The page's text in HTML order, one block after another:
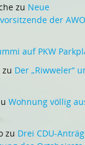
zu Neue
der
auf PKW
zu Der „Riwweler“
Wohnung völlig
zu Drei CDU-